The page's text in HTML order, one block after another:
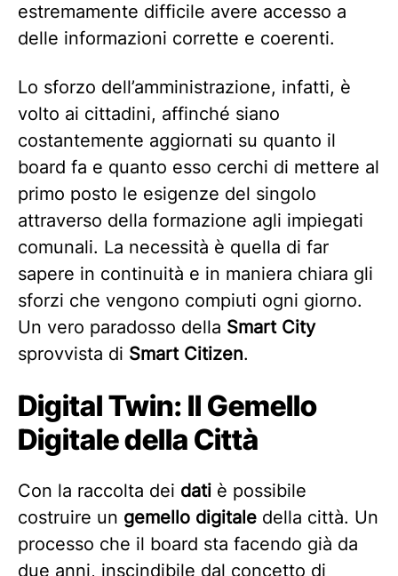
estremamente difficile avere accesso a
delle informazioni corrette e coerenti.
Lo sforzo dell’amministrazione, infatti, è
volto ai cittadini, affinché siano
costantemente aggiornati su quanto il
board fa e quanto esso cerchi di mettere al
primo posto le esigenze del singolo
attraverso della formazione agli impiegati
comunali. La necessità è quella di far
sapere in continuità e in maniera chiara gli
sforzi che vengono compiuti ogni giorno.
Un vero paradosso della Smart City
sprovvista di Smart Citizen.
Digital Twin: Il Gemello
Digitale della Città
Con la raccolta dei dati è possibile
costruire un gemello digitale della città. Un
processo che il board sta facendo già da
due anni, inscindibile dal concetto di